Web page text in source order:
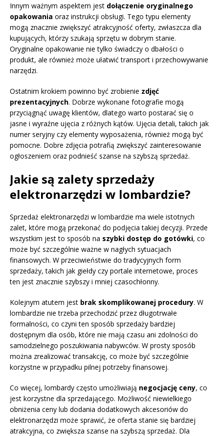
Innym ważnym aspektem jest dołączenie oryginalnego
opakowania oraz instrukcji obsługi. Tego typu elementy
mogą znacznie zwiększyć atrakcyjność oferty, zwłaszcza dla
kupujących, którzy szukają sprzętu w dobrym stanie.
Oryginalne opakowanie nie tylko świadczy o dbałości o
produkt, ale również może ułatwić transport i przechowywanie
narzędzi.
Ostatnim krokiem powinno być zrobienie zdjęć
prezentacyjnych. Dobrze wykonane fotografie mogą
przyciągnąć uwagę klientów, dlatego warto postarać się o
jasne i wyraźne ujęcia z różnych kątów. Ujęcia detali, takich jak
numer seryjny czy elementy wyposażenia, również mogą być
pomocne. Dobre zdjęcia potrafią zwiększyć zainteresowanie
ogłoszeniem oraz podnieść szanse na szybszą sprzedaż.
Jakie są zalety sprzedaży
elektronarzędzi w lombardzie?
Sprzedaż elektronarzędzi w lombardzie ma wiele istotnych
zalet, które mogą przekonać do podjęcia takiej decyzji. Przede
wszystkim jest to sposób na szybki dostęp do gotówki, co
może być szczególnie ważne w nagłych sytuacjach
finansowych. W przeciwieństwie do tradycyjnych form
sprzedaży, takich jak giełdy czy portale internetowe, proces
ten jest znacznie szybszy i mniej czasochłonny.
Kolejnym atutem jest brak skomplikowanej procedury. W
lombardzie nie trzeba przechodzić przez długotrwałe
formalności, co czyni ten sposób sprzedaży bardziej
dostępnym dla osób, które nie mają czasu ani zdolności do
samodzielnego poszukiwania nabywców. W prosty sposób
można zrealizować transakcję, co może być szczególnie
korzystne w przypadku pilnej potrzeby finansowej.
Co więcej, lombardy często umożliwiają negocjację ceny, co
jest korzystne dla sprzedającego. Możliwość niewielkiego
obniżenia ceny lub dodania dodatkowych akcesoriów do
elektronarzędzi może sprawić, że oferta stanie się bardziej
atrakcyjna, co zwiększa szanse na szybszą sprzedaż. Dla